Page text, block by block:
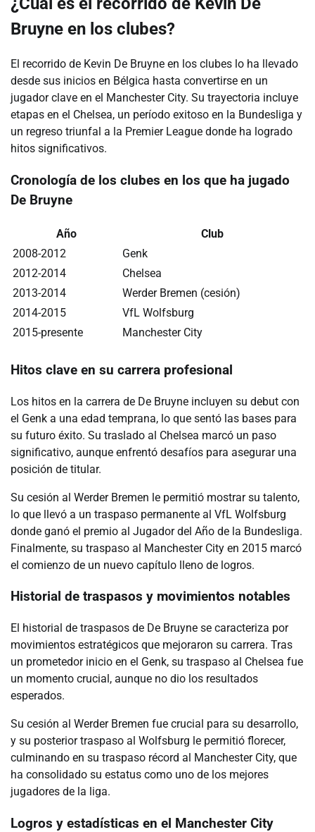
Bruyne en los clubes?
El recorrido de Kevin De Bruyne en los clubes lo ha llevado
desde sus inicios en Bélgica hasta convertirse en un
jugador clave en el Manchester City. Su trayectoria incluye
etapas en el Chelsea, un período exitoso en la Bundesliga y
un regreso triunfal a la Premier League donde ha logrado
hitos significativos.
Cronología de los clubes en los que ha jugado
De Bruyne
Año
Club
2008-2012
Genk
2012-2014
Chelsea
2013-2014
Werder Bremen (cesión)
2014-2015
VfL Wolfsburg
2015-presente
Manchester City
Hitos clave en su carrera profesional
Los hitos en la carrera de De Bruyne incluyen su debut con
el Genk a una edad temprana, lo que sentó las bases para
su futuro éxito. Su traslado al Chelsea marcó un paso
significativo, aunque enfrentó desafíos para asegurar una
posición de titular.
Su cesión al Werder Bremen le permitió mostrar su talento,
lo que llevó a un traspaso permanente al VfL Wolfsburg
donde ganó el premio al Jugador del Año de la Bundesliga.
Finalmente, su traspaso al Manchester City en 2015 marcó
el comienzo de un nuevo capítulo lleno de logros.
Historial de traspasos y movimientos notables
El historial de traspasos de De Bruyne se caracteriza por
movimientos estratégicos que mejoraron su carrera. Tras
un prometedor inicio en el Genk, su traspaso al Chelsea fue
un momento crucial, aunque no dio los resultados
esperados.
Su cesión al Werder Bremen fue crucial para su desarrollo,
y su posterior traspaso al Wolfsburg le permitió florecer,
culminando en su traspaso récord al Manchester City, que
ha consolidado su estatus como uno de los mejores
jugadores de la liga.
Logros y estadísticas en el Manchester City